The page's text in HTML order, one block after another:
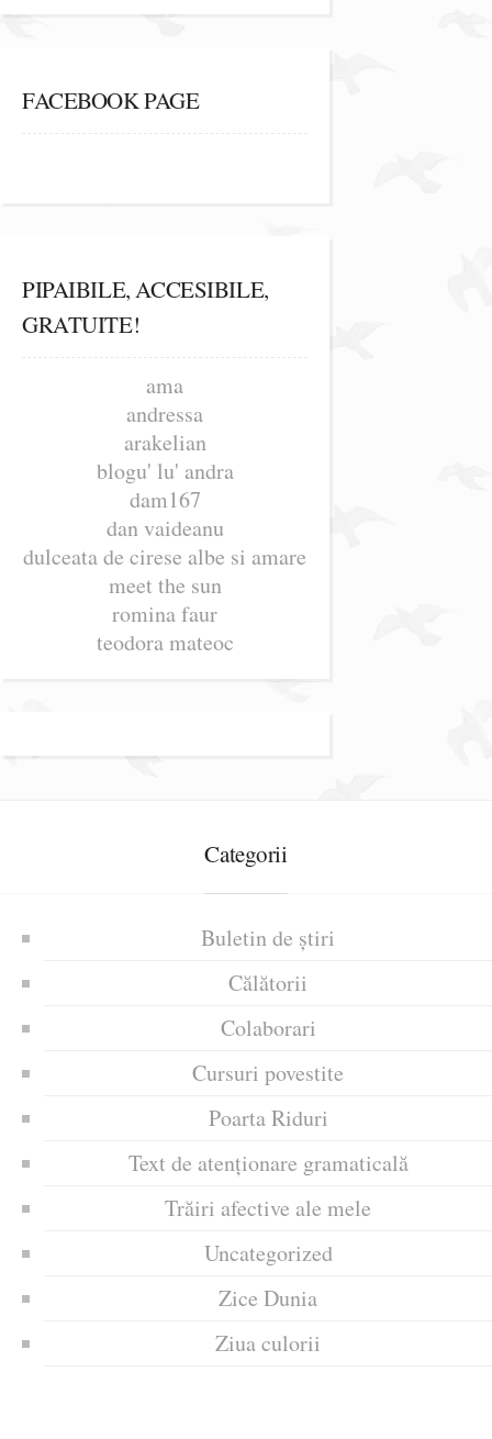
FACEBOOK PAGE
PIPAIBILE, ACCESIBILE,
GRATUITE!
ama
andressa
arakelian
blogu' lu' andra
dam167
dan vaideanu
dulceata de cirese albe si amare
meet the sun
romina faur
teodora mateoc
Categorii
Buletin de știri
Călătorii
Colaborari
Cursuri povestite
Poarta Riduri
Text de atenționare gramaticală
Trăiri afective ale mele
Uncategorized
Zice Dunia
Ziua culorii